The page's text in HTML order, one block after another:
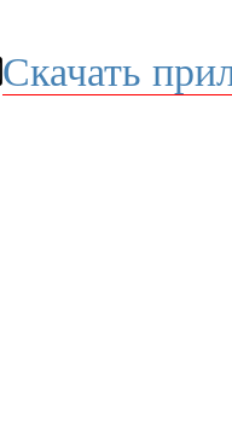
Скачать